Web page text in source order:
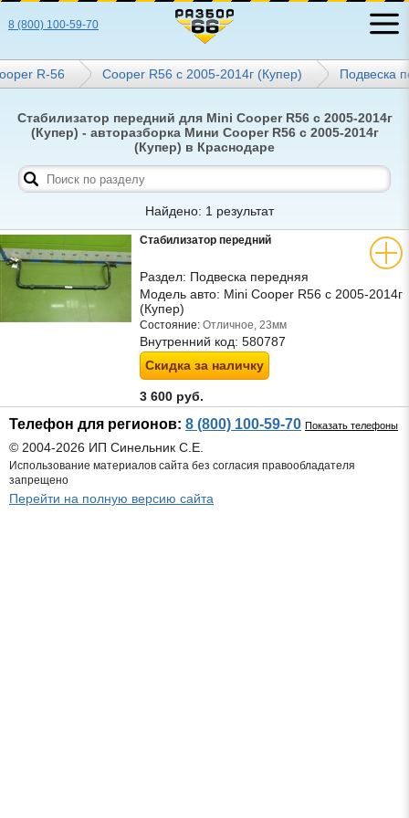
8 (800) 100-59-70
R-56 Cooper R56 с 2005-2014г (Купер) Подвеска
Стабилизатор передний для Mini Cooper R56 с 2005-2014г
(Купер) - авторазборка Мини Cooper R56 с 2005-2014г
(Купер) в Краснодаре
Найдено: 1 результат
Стабилизатор передний
Раздел: Подвеска передняя
Модель авто: Mini Cooper R56 с 2005-2014г
(Купер)
Состояние: Отличное, 23мм
Внутренний код: 580787
Скидка за наличку
3 600 руб.
Телефон для регионов: 8 (800) 100-59-70 Показать телефоны
© 2004-2026 ИП Синельник С.Е.
Использование материалов сайта без согласия правообладателя
запрещено
Перейти на полную версию сайта